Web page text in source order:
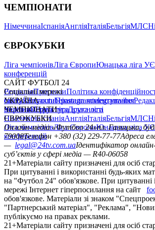
ЧЕМПІОНАТИ
НімеччинаІспаніяАнгліяІталіяБельгіяМЛС
ЄВРОКУБКИ
Ліга чемпіонівЛіга ЄвропиЮнацька ліга
конференцій
САЙТ ФУТБОЛ 24
РедакціяПрогнозиПолітика
сайтуКонтактиПравила коментування
політикаСтруктура власності
Соціальні мережі
facebookxyoutubeinstagramtelegramviber
УКРАЇНА
УкраїнаПерша лігаДруга ліга
ЧЕМПІОНАТИ
НімеччинаІспаніяАнгліяІталіяБельгіяМЛС
ЄВРОКУБКИ
Ліга чемпіонівЛіга ЄвропиЮнацька ліга
конференцій
Онлайн-медіа «Футбол 24»пл. Галицька,
79008Телефон +380 (32) 229-77-77Адреса
— legal@24tv.com.uaІдентифікатор
суб’єктів у сфері медіа — R40-06058
21+Матеріали сайту призначені для осіб
При цитуванні і використанні будь-яких
на "Футбол 24" обов'язкове. При цитуванні
мережі Інтернет гіперпосилання на сайт
обов'язкове. Матеріали зі знаком
"Партнерський матеріал", "Реклама",
публікуємо на правах реклами.
21+Матеріали сайту призначені для осіб